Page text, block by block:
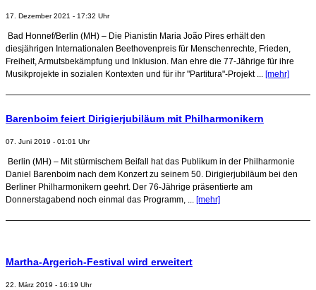
17. Dezember 2021 - 17:32 Uhr
Bad Honnef/Berlin (MH) – Die Pianistin Maria João Pires erhält den
diesjährigen Internationalen Beethovenpreis für Menschenrechte, Frieden,
Freiheit, Armutsbekämpfung und Inklusion. Man ehre die 77-Jährige für ihre
Musikprojekte in sozialen Kontexten und für ihr "Partitura"-Projekt ... [mehr]
Barenboim feiert Dirigierjubiläum mit Philharmonikern
07. Juni 2019 - 01:01 Uhr
Berlin (MH) – Mit stürmischem Beifall hat das Publikum in der Philharmonie
Daniel Barenboim nach dem Konzert zu seinem 50. Dirigierjubiläum bei den
Berliner Philharmonikern geehrt. Der 76-Jährige präsentierte am
Donnerstagabend noch einmal das Programm, ... [mehr]
Martha-Argerich-Festival wird erweitert
22. März 2019 - 16:19 Uhr